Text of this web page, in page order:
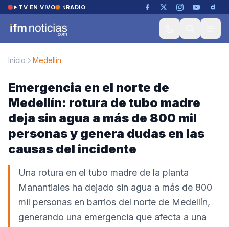
Saltar al contenido
TV EN VIVO RADIO
Inicio Medellín
Emergencia en el norte de
Medellín: rotura de tubo madre
deja sin agua a más de 800 mil
personas y genera dudas en las
causas del incidente
Una rotura en el tubo madre de la planta
Manantiales ha dejado sin agua a más de 800
mil personas en barrios del norte de Medellín,
generando una emergencia que afecta a una